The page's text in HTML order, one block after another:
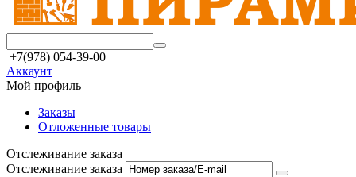
+7(978) 054-39-00
Аккаунт
Мой профиль
Заказы
Отложенные товары
Отслеживание заказа
Отслеживание заказа